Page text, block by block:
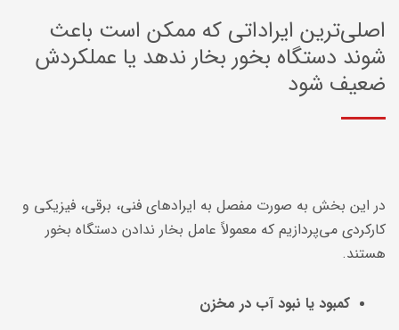
اصلی‌ترین ایراداتی که ممکن است باعث
شوند دستگاه بخور بخار ندهد یا عملکردش
ضعیف شود
در این بخش به صورت مفصل به ایرادهای فنی، برقی، فیزیکی و
کارکردی می‌پردازیم که معمولاً عامل بخار ندادن دستگاه بخور
هستند.
کمبود یا نبود آب در مخزن